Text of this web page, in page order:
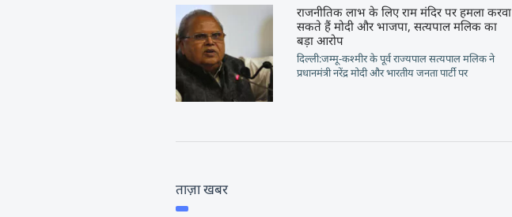
राजनीतिक लाभ के लिए राम मंदिर पर हमला करवा
सकते हैं मोदी और भाजपा, सत्यपाल मलिक का
बड़ा आरोप
दिल्ली:जम्मू-कश्मीर के पूर्व राज्यपाल सत्यपाल मलिक ने
प्रधानमंत्री नरेंद्र मोदी और भारतीय जनता पार्टी पर
ताज़ा खबर